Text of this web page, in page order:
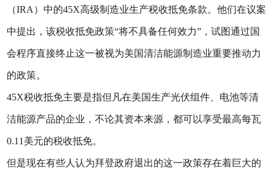
（IRA）中的45X高级制造业生产税收抵免条款。他们在议案
中提出，该税收抵免政策“将不具备任何效力”，试图通过国
会程序直接终止这一被视为美国清洁能源制造业重要推动力
的政策。
45X税收抵免主要是指但凡在美国生产光伏组件、电池等清
洁能源产品的企业，不论其资本来源，都可以享受最高每瓦
0.11美元的税收抵免。
但是现在有些人认为拜登政府退出的这一政策存在着巨大的